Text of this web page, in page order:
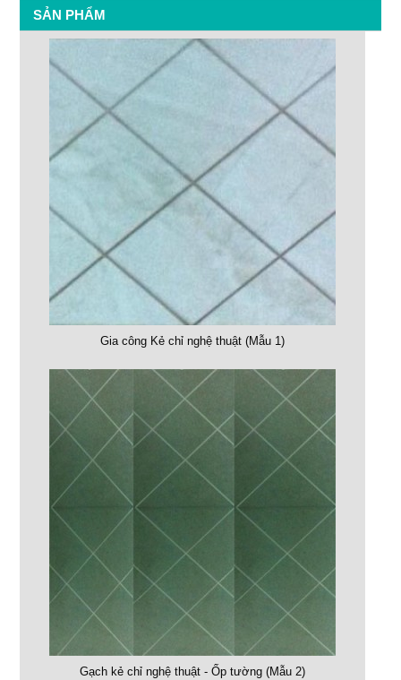
SẢN PHẨM
Gia công Kẻ chỉ nghệ thuật (Mẫu 1)
Gạch kẻ chỉ nghệ thuật - Ốp tường (Mẫu 2)